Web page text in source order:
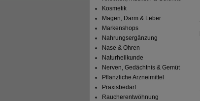
Kosmetik
Magen, Darm & Leber
Markenshops
Nahrungsergänzung
Nase & Ohren
Naturheilkunde
Nerven, Gedächtnis & Gemüt
Pflanzliche Arzneimittel
Praxisbedarf
Raucherentwöhnung